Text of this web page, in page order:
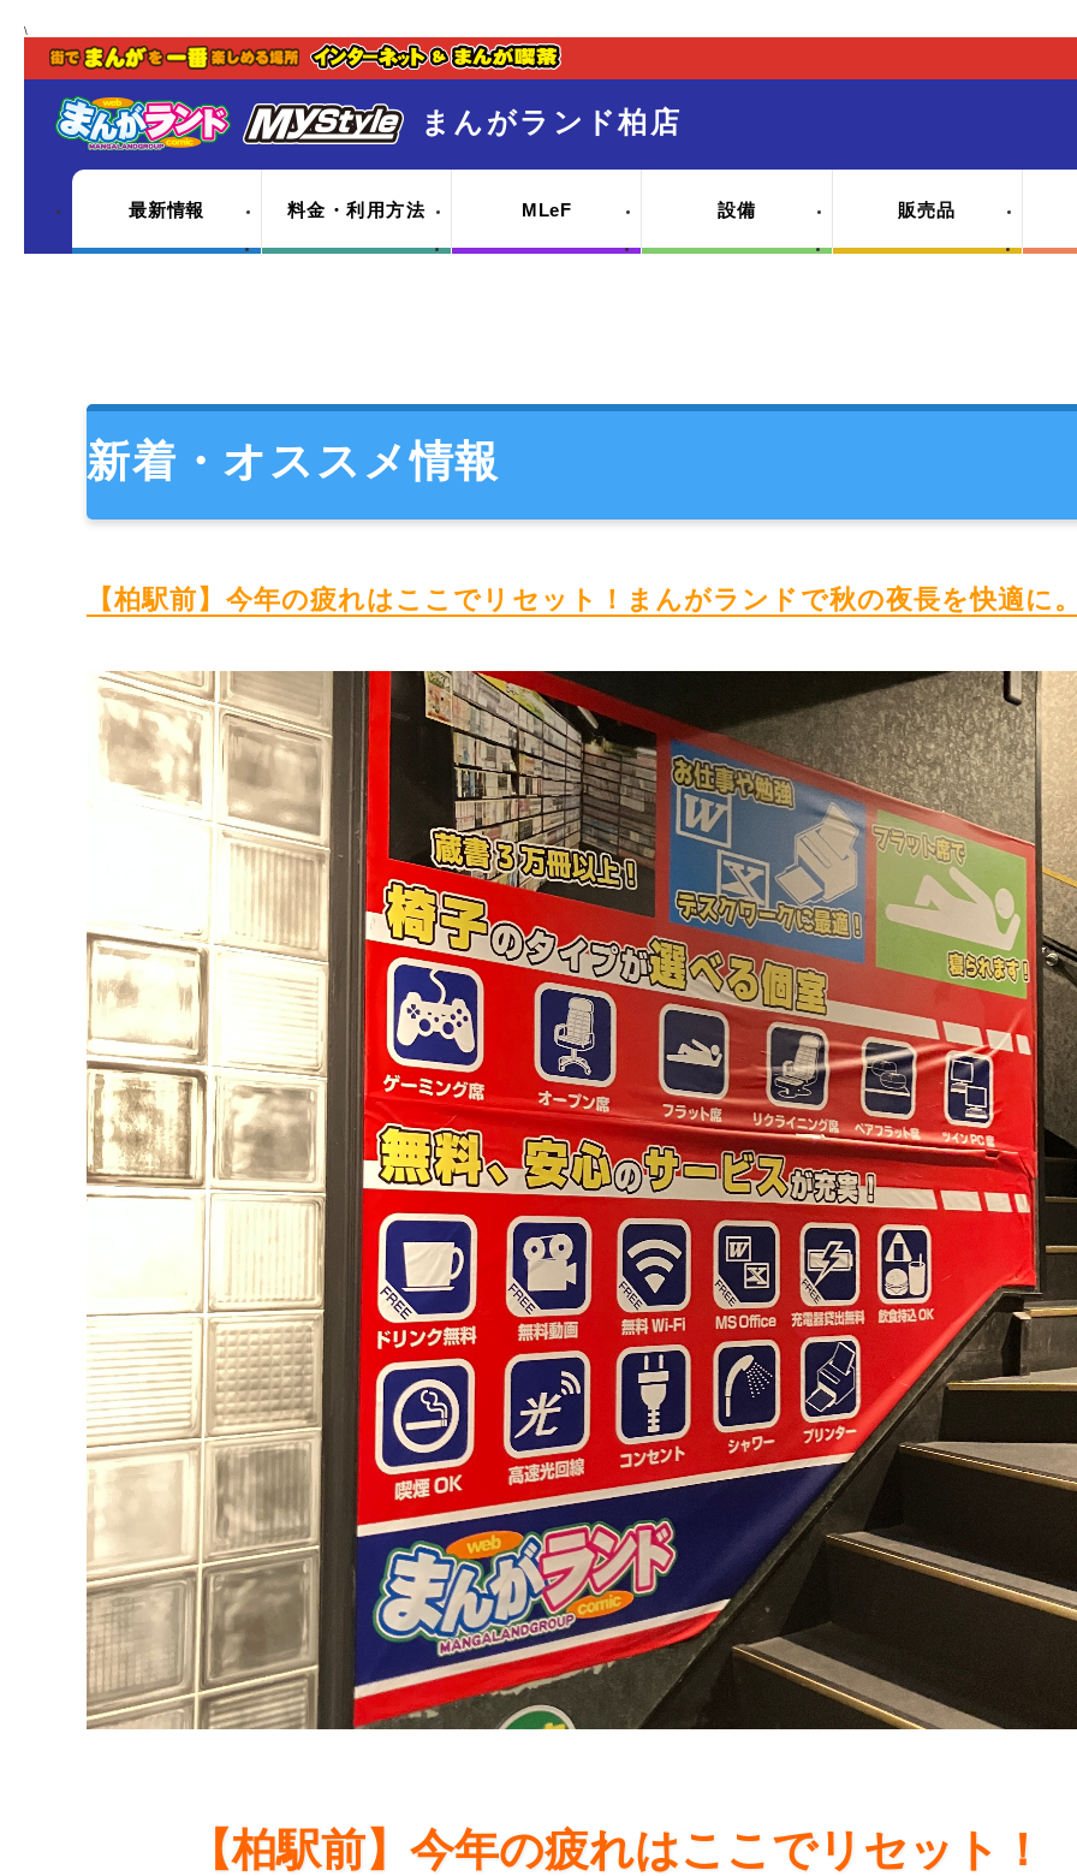
\
まんがランド柏店
最新情報 料金・利用方法 MLeF 設備 販売品
新着・オススメ情報
【柏駅前】今年の疲れはここでリセット！まんがランドで秋の夜長を快適に。
【柏駅前】今年の疲れはここでリセット！